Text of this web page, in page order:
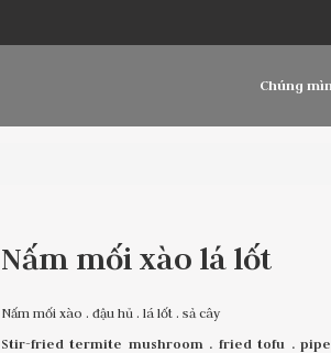
Chúng
Nấm mối xào lá lốt
Nấm mối xào . đậu hủ . lá lốt . sả cây
Stir-fried termite mushroom . fried tofu .